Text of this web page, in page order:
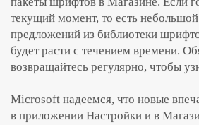
текущий момент, то есть
предложений из библиотеки
будет расти с течением времени.
возвращайтесь регулярно, чтобы
Microsoft надеемся, что новые
в приложении Настройки и в